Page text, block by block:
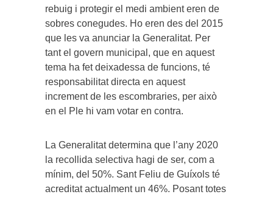
rebuig i protegir el medi ambient eren de
sobres conegudes. Ho eren des del 2015
que les va anunciar la Generalitat. Per
tant el govern municipal, que en aquest
tema ha fet deixadessa de funcions, té
responsabilitat directa en aquest
increment de les escombraries, per això
en el Ple hi vam votar en contra.
La Generalitat determina que l’any 2020
la recollida selectiva hagi de ser, com a
mínim, del 50%. Sant Feliu de Guíxols té
acreditat actualment un 46%. Posant totes